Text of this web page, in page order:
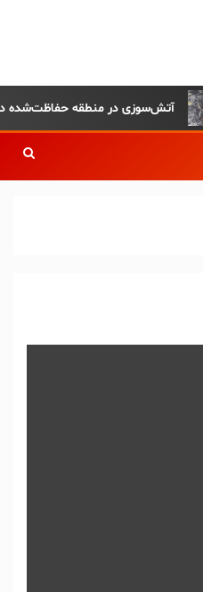
آتش‌سوزی در منطقه حفاظت‌شده دیزمار